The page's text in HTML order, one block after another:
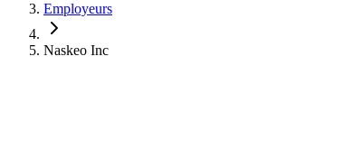
Employeurs
Naskeo Inc